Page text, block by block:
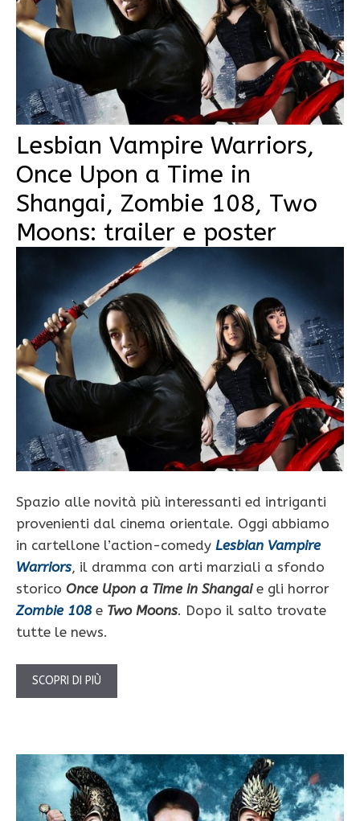
Lesbian Vampire Warriors,
Once Upon a Time in
Shangai, Zombie 108, Two
Moons: trailer e poster
Spazio alle novità più interessanti ed intriganti
provenienti dal cinema orientale. Oggi abbiamo
in cartellone l’action-comedy Lesbian Vampire
Warriors, il dramma con arti marziali a sfondo
storico Once Upon a Time in Shangaie gli horror
Zombie 108e Two Moons. Dopo il salto trovate
tutte le news.
SCOPRI DI PIÙ